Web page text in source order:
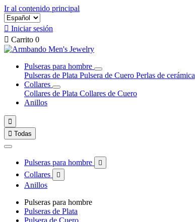
Ir al contenido principal
 Iniciar sesión
 Carrito 0
Pulseras para hombre
Pulseras de Plata Pulsera de Cuero Perlas de cerámica
Collares
Collares de Plata Collares de Cuero
Anillos

 Todas
Pulseras para hombre 
Collares 
Anillos
Pulseras para hombre
Pulseras de Plata
Pulsera de Cuero